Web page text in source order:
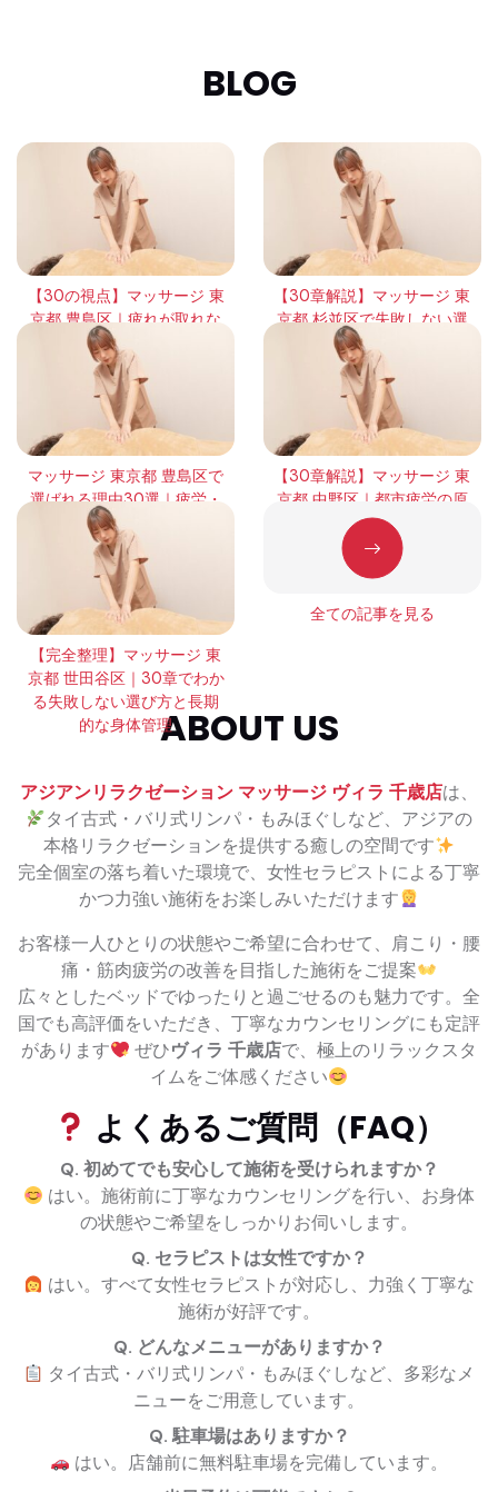
BLOG
【30の視点】マッサージ 東
京都 豊島区｜疲れが取れな
い本当の理由と回復の考え
方
【30章解説】マッサージ 東
京都 杉並区で失敗しない選
び方｜頻度・効果・体感の
違いを徹底整理
マッサージ 東京都 豊島区で
選ばれる理由30選｜疲労・
緊張・回復の本質を徹底解
説
【30章解説】マッサージ 東
京都 中野区｜都市疲労の原
因と正しい整え方
【完全整理】マッサージ 東
京都 世田谷区｜30章でわか
る失敗しない選び方と長期
的な身体管理
全ての記事を見る
ABOUT US
アジアンリラクゼーション マッサージ ヴィラ 千歳店は、
タイ古式・バリ式リンパ・もみほぐしなど、アジアの
本格リラクゼーションを提供する癒しの空間です
完全個室の落ち着いた環境で、女性セラピストによる丁寧
かつ力強い施術をお楽しみいただけます
お客様一人ひとりの状態やご希望に合わせて、肩こり・腰
痛・筋肉疲労の改善を目指した施術をご提案
広々としたベッドでゆったりと過ごせるのも魅力です。全
国でも高評価をいただき、丁寧なカウンセリングにも定評
があります
ぜひヴィラ 千歳店で、極上のリラックスタ
イムをご体感ください
よくあるご質問（FAQ）
Q. 初めてでも安心して施術を受けられますか？
はい。施術前に丁寧なカウンセリングを行い、お身体
の状態やご希望をしっかりお伺いします。
Q. セラピストは女性ですか？
はい。すべて女性セラピストが対応し、力強く丁寧な
施術が好評です。
Q. どんなメニューがありますか？
タイ古式・バリ式リンパ・もみほぐしなど、多彩なメ
ニューをご用意しています。
Q. 駐車場はありますか？
はい。店舗前に無料駐車場を完備しています。